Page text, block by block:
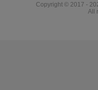
Copyright © 2017 -
All